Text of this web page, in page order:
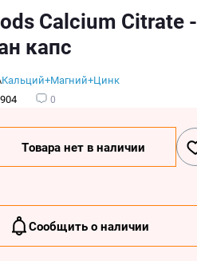
Calcium Citrate -
капс
Кальций+Магний+Цинк
0
Товара нет в наличии
Сообщить о наличии